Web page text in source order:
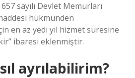
sayılı Devlet Memurları
hükmünden
en az yedi yıl hizmet süresine
ibaresi eklenmiştir.
ayrılabilirim?